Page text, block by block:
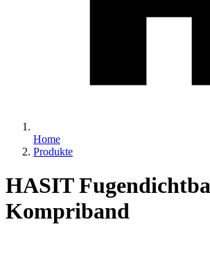
Home
Produkte
HASIT
Kompriband